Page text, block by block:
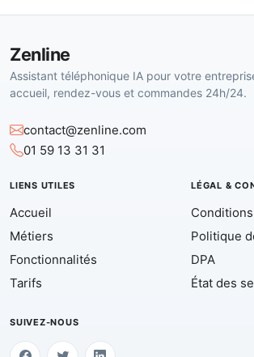
Zenline
Assistant téléphonique IA pour votre
accueil, rendez-vous et commandes 24h/24.
contact@zenline.com
01 59 13 31 31
LIENS UTILES
Accueil
Métiers
Fonctionnalités
Tarifs
LÉGAL &
Politique
DPA
État des
SUIVEZ-NOUS